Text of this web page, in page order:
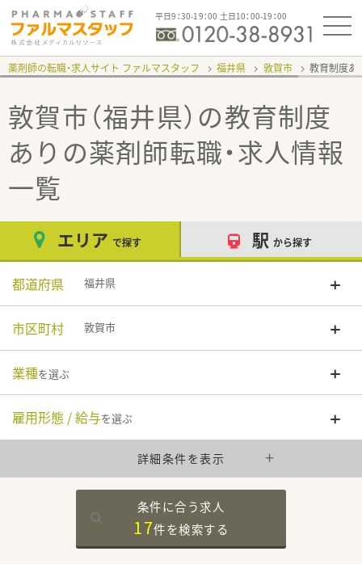
平日9：30-19：00 土日10：00-19：00
薬剤師の転職・求人サイト ファルマスタッフ 福井県 敦賀市 教育制度
敦賀市（福井県）の教育制度
あり の薬剤師転職・求人情報
一覧
エリア で探す 駅 から探す
都道府県 福井県
市区町村 敦賀市
業種を選ぶ
雇用形態 / 給与を選ぶ
詳細条件を表示
条件に合う求人
17件を検索する